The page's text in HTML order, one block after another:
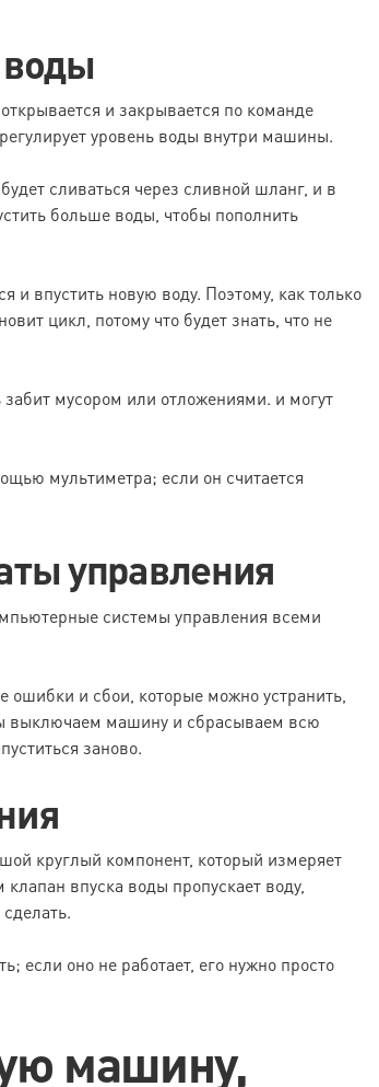
и закрывается по команде
уровень воды внутри машины.
сливаться через сливной шланг, и в
больше воды, чтобы пополнить
и впустить новую воду. Поэтому, как только
цикл, потому что будет знать, что не
мусором или отложениями. и могут
мультиметра; если он считается
управления
системы управления всеми
и сбои, которые можно устранить,
выключаем машину и сбрасываем всю
заново.
круглый компонент, который измеряет
впуска воды пропускает воду,
если оно не работает, его нужно просто
машину,